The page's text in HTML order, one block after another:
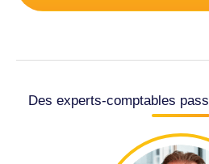
Des experts-comptables